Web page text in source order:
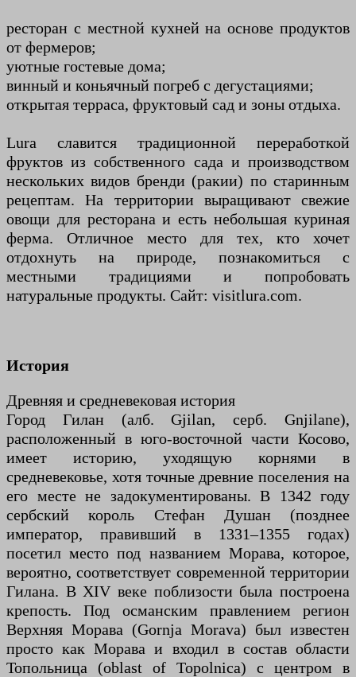
ресторан с местной кухней на основе продуктов
от фермеров;
уютные гостевые дома;
винный и коньячный погреб с дегустациями;
открытая терраса, фруктовый сад и зоны отдыха.
Lura славится традиционной переработкой
фруктов из собственного сада и производством
нескольких видов бренди (ракии) по старинным
рецептам. На территории выращивают свежие
овощи для ресторана и есть небольшая куриная
ферма. Отличное место для тех, кто хочет
отдохнуть на природе, познакомиться с
местными традициями и попробовать
натуральные продукты. Сайт: visitlura.com.
История
Древняя и средневековая история
Город Гилан (алб. Gjilan, серб. Gnjilane),
расположенный в юго-восточной части Косово,
имеет историю, уходящую корнями в
средневековье, хотя точные древние поселения на
его месте не задокументированы. В 1342 году
сербский король Стефан Душан (позднее
император, правивший в 1331–1355 годах)
посетил место под названием Морава, которое,
вероятно, соответствует современной территории
Гилана. В XIV веке поблизости была построена
крепость. Под османским правлением регион
Верхняя Морава (Gornja Morava) был известен
просто как Морава и входил в состав области
Топольница (oblast of Topolnica) с центром в